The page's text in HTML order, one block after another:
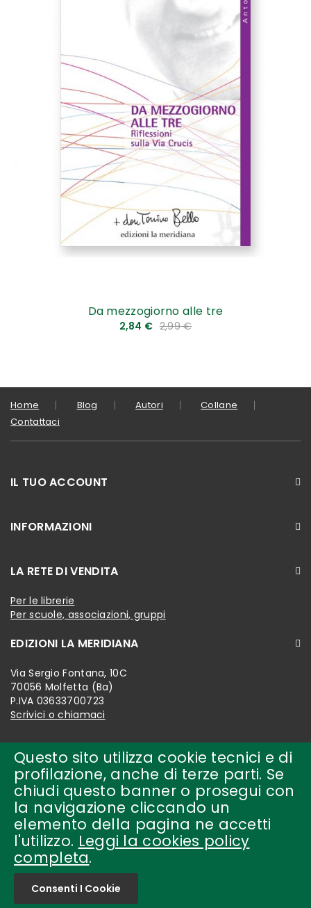
Questo sito utilizza cookie tecnici e di
profilazione, anche di terze parti. Se
chiudi questo banner o prosegui con
la navigazione cliccando un
elemento della pagina ne accetti
l'utilizzo. Leggi la cookies policy
completa.
Consenti I Cookie
Da mezzogiorno alle tre
2,84 € 2,99 €
Home Blog Autori
Collane
Contattaci
IL TUO ACCOUNT
INFORMAZIONI
LA RETE DI VENDITA
Per le librerie
Per scuole, associazioni, gruppi
EDIZIONI LA MERIDIANA
Via Sergio Fontana, 10C
70056 Molfetta (Ba)
P.IVA 03633700723
Scrivici o chiamaci
Copyright © 2018-present by
edizioni la meridiana Tutti i
diritti riservati.